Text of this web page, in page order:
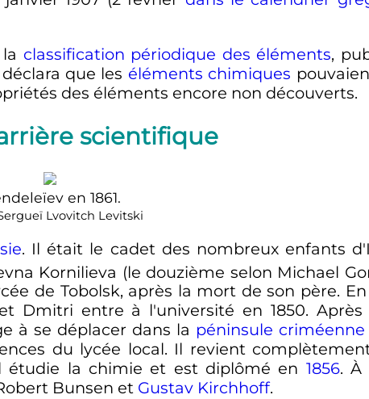
classification périodique des éléments,
déclara que les éléments chimiques
des éléments encore non découverts.
scientifique
en 1861.
Lvovitch Levitski
. Il était le cadet des nombreux enfants
Kornilieva (le douzième selon Michael
de Tobolsk, après la mort de son père.
et Dmitri entre à l'université en 1850.
à se déplacer dans la péninsule criméenne
du lycée local. Il revient
étudie la chimie et est diplômé en 1856. À
Bunsen et Gustav Kirchhoff.